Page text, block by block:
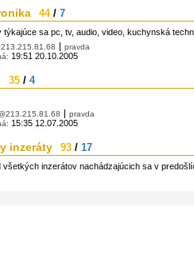
44/ 7
týkajúce sa pc, tv, audio, video, kuchynská
pravda
19:51 20.10.2005
35 / 4
pravda
15:35 12.07.2005
inzeráty 93 / 17
všetkých inzerátov nachádzajúcich sa v